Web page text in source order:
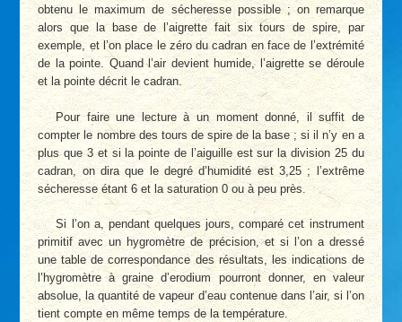
obtenu le maximum de sécheresse possible ; on remarque
alors que la base de l’aigrette fait six tours de spire, par
exemple, et l’on place le zéro du cadran en face de l’extrémité
de la pointe. Quand l’air devient humide, l’aigrette se déroule
et la pointe décrit le cadran.
Pour faire une lecture à un moment donné, il suffit de
compter le nombre des tours de spire de la base ; si il n’y en a
plus que 3 et si la pointe de l’aiguille est sur la division 25 du
cadran, on dira que le degré d’humidité est 3,25 ; l’extrême
sécheresse étant 6 et la saturation 0 ou à peu près.
Si l’on a, pendant quelques jours, comparé cet instrument
primitif avec un hygromètre de précision, et si l’on a dressé
une table de correspondance des résultats, les indications de
l’hygromètre à graine d’erodium pourront donner, en valeur
absolue, la quantité de vapeur d’eau contenue dans l’air, si l’on
tient compte en même temps de la température.